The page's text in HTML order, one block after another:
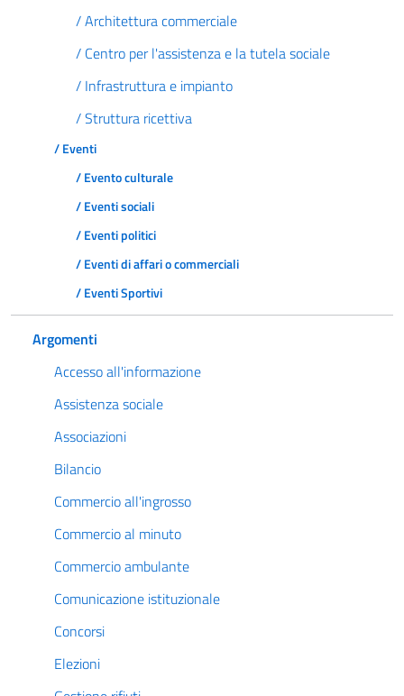
/ Architettura commerciale
/ Centro per l'assistenza e la tutela sociale
/ Infrastruttura e impianto
/ Struttura ricettiva
/ Eventi
/ Evento culturale
/ Eventi sociali
/ Eventi politici
/ Eventi di affari o commerciali
/ Eventi Sportivi
Argomenti
Accesso all'informazione
Assistenza sociale
Associazioni
Bilancio
Commercio all'ingrosso
Commercio al minuto
Commercio ambulante
Comunicazione istituzionale
Concorsi
Elezioni